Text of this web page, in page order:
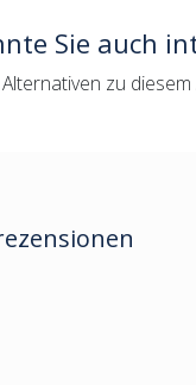
Sie auch
zu diesem